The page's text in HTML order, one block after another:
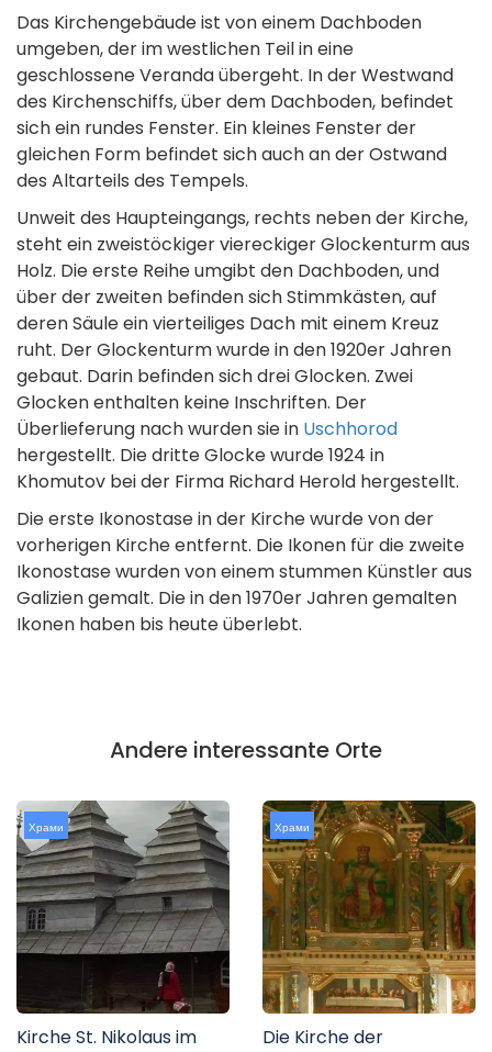
Das Kirchengebäude ist von einem Dachboden
umgeben, der im westlichen Teil in eine
geschlossene Veranda übergeht. In der Westwand
des Kirchenschiffs, über dem Dachboden, befindet
sich ein rundes Fenster. Ein kleines Fenster der
gleichen Form befindet sich auch an der Ostwand
des Altarteils des Tempels.
Unweit des Haupteingangs, rechts neben der Kirche,
steht ein zweistöckiger viereckiger Glockenturm aus
Holz. Die erste Reihe umgibt den Dachboden, und
über der zweiten befinden sich Stimmkästen, auf
deren Säule ein vierteiliges Dach mit einem Kreuz
ruht. Der Glockenturm wurde in den 1920er Jahren
gebaut. Darin befinden sich drei Glocken. Zwei
Glocken enthalten keine Inschriften. Der
Überlieferung nach wurden sie in Uschhorod
hergestellt. Die dritte Glocke wurde 1924 in
Khomutov bei der Firma Richard Herold hergestellt.
Die erste Ikonostase in der Kirche wurde von der
vorherigen Kirche entfernt. Die Ikonen für die zweite
Ikonostase wurden von einem stummen Künstler aus
Galizien gemalt. Die in den 1970er Jahren gemalten
Ikonen haben bis heute überlebt.
Andere interessante Orte
Храми
Kirche St. Nikolaus im
Храми
Die Kirche der